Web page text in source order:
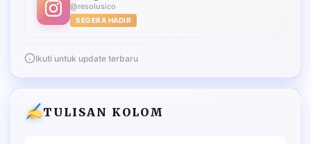
@resolusico
SEGERA HADIR
Ikuti untuk update terbaru
TULISAN KOLOM